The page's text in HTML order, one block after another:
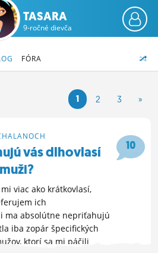
TASARA
9-ročné dievča
FÓRA
1 2 3 »
10
vás dlhovlasí
muži?
viac ako krátkovlasí,
ich
ma absolútne nepriťahujú
iba zopár špecifických
ktorí sa mi páčili